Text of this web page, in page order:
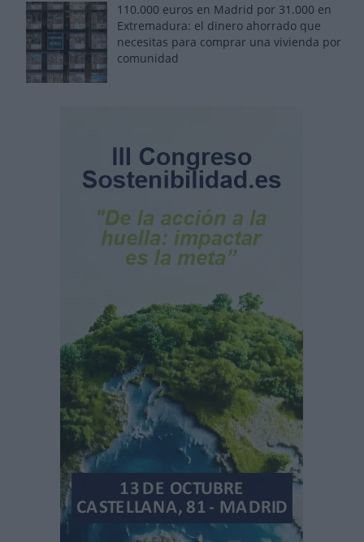
110.000 euros en Madrid por 31.000 en
Extremadura: el dinero ahorrado que
necesitas para comprar una vivienda por
comunidad